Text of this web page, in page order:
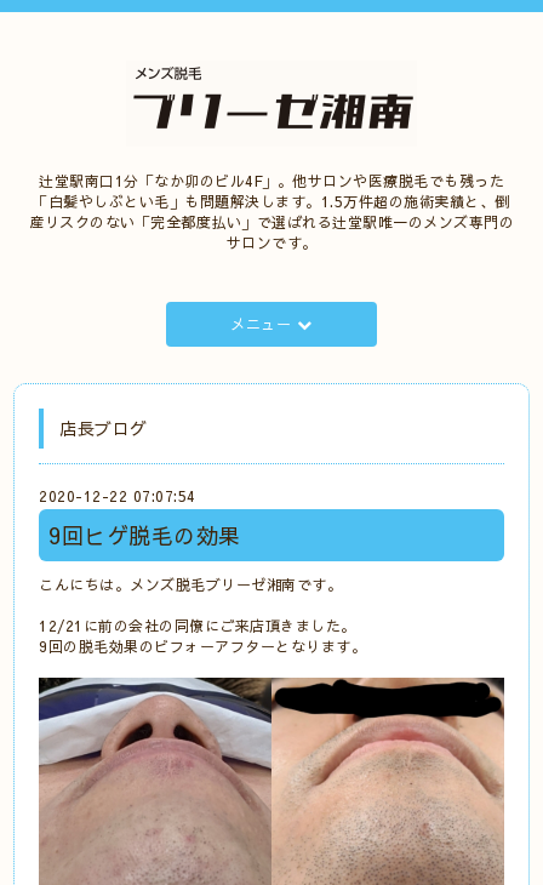
辻堂駅南口1分「なか卯のビル4F」。他サロンや医療脱毛でも残った
「白髪やしぶとい毛」も問題解決します。1.5万件超の施術実績と、倒
産リスクのない「完全都度払い」で選ばれる辻堂駅唯一のメンズ専門の
サロンです。
メニュー
店長ブログ
2020-12-22 07:07:54
9回ヒゲ脱毛の効果
こんにちは。メンズ脱毛ブリーゼ湘南です。
12/21に前の会社の同僚にご来店頂きました。
9回の脱毛効果のビフォーアフターとなります。